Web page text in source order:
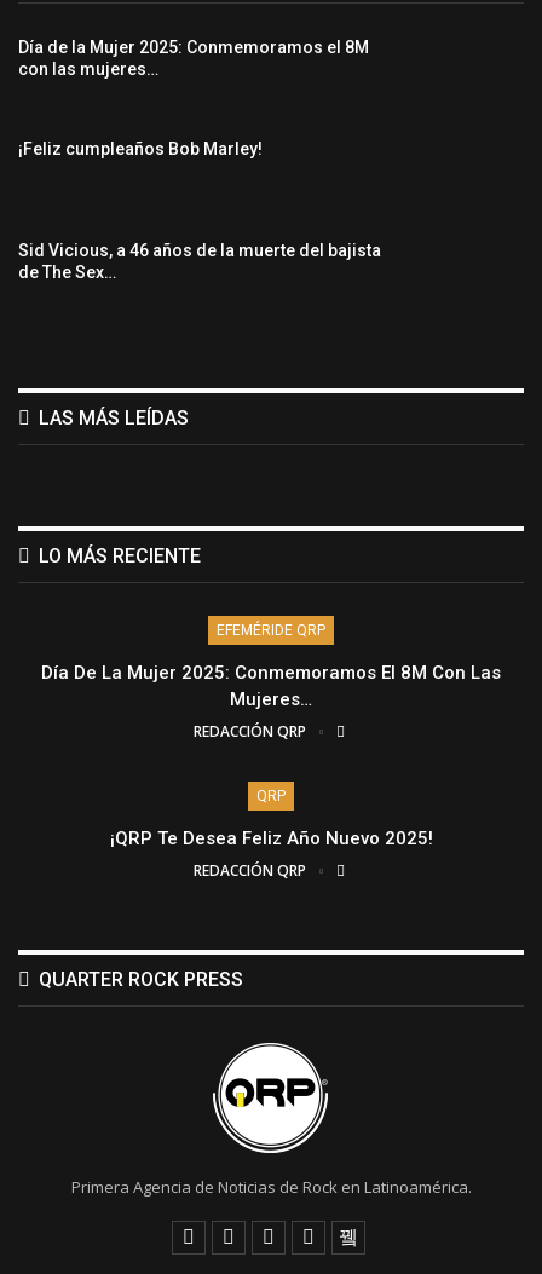
Día de la Mujer 2025: Conmemoramos el 8M
con las mujeres…
¡Feliz cumpleaños Bob Marley!
Sid Vicious, a 46 años de la muerte del bajista
de The Sex…
LAS MÁS LEÍDAS
LO MÁS RECIENTE
EFEMÉRIDE QRP
Día De La Mujer 2025: Conmemoramos El 8M Con Las
Mujeres…
REDACCIÓN QRP
QRP
¡QRP Te Desea Feliz Año Nuevo 2025!
REDACCIÓN QRP
QUARTER ROCK PRESS
Primera Agencia de Noticias de Rock en Latinoamérica.